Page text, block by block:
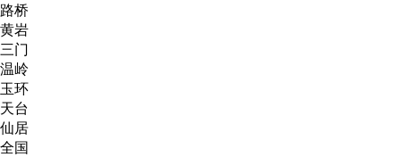
路桥
黄岩
三门
温岭
玉环
天台
仙居
全国